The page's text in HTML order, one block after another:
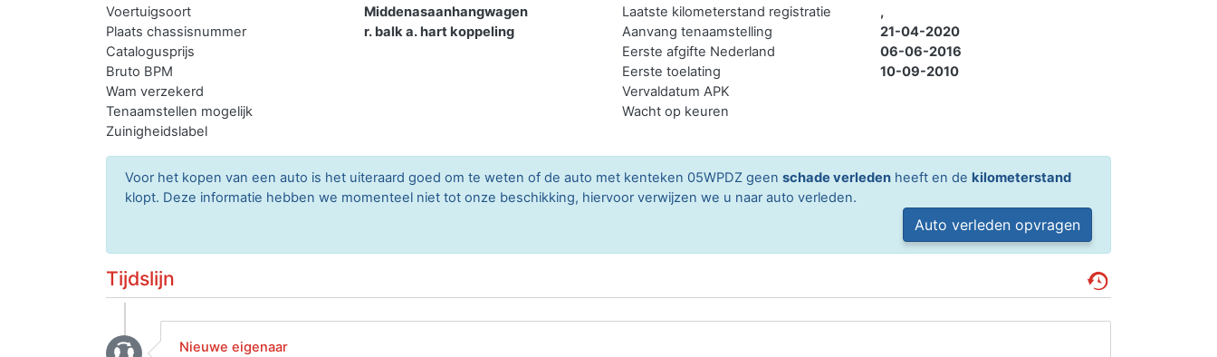
Voertuigsoort
Middenasaanhangwagen
Plaats chassisnummer
r. balk a. hart koppeling
Catalogusprijs
Bruto BPM
Wam verzekerd
Tenaamstellen mogelijk
Zuinigheidslabel
Laatste kilometerstand registratie
,
Aanvang tenaamstelling
21-04-2020
Eerste afgifte Nederland
06-06-2016
Eerste toelating
10-09-2010
Vervaldatum APK
Wacht op keuren
Voor het kopen van een auto is het uiteraard goed om te weten of de auto met kenteken 05WPDZ geen schade verleden heeft en de kilometerstand
klopt. Deze informatie hebben we momenteel niet tot onze beschikking, hiervoor verwijzen we u naar auto verleden.
Auto verleden opvragen
Tijdslijn
Nieuwe eigenaar